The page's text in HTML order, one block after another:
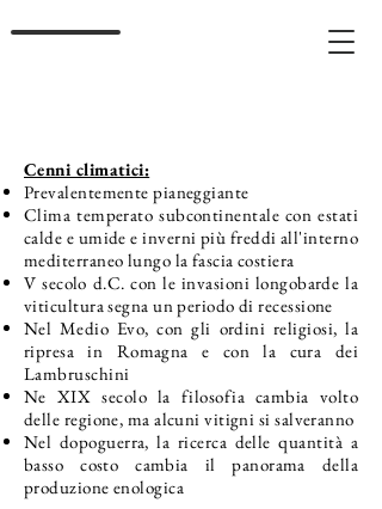
Cenni climatici:
Prevalentemente pianeggiante
Clima temperato subcontinentale con estati
calde e umide e inverni più freddi all'interno
mediterraneo lungo la fascia costiera
V secolo d.C. con le invasioni longobarde la
viticultura segna un periodo di recessione
Nel Medio Evo, con gli ordini religiosi, la
ripresa in Romagna e con la cura dei
Lambruschini
Ne XIX secolo la filosofia cambia volto
delle regione, ma alcuni vitigni si salveranno
Nel dopoguerra, la ricerca delle quantità a
basso costo cambia il panorama della
produzione enologica